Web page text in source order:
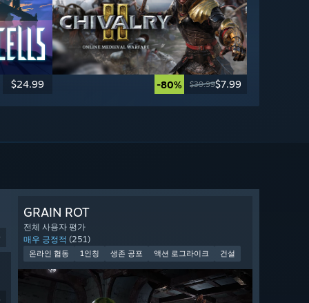
$24.99 -80% $39.99$7.99
GRAIN ROT
전체 사용자 평가
매우 긍정적 (251)
온라인 협동 1인칭 생존 공포 액션 로그라이크 건설